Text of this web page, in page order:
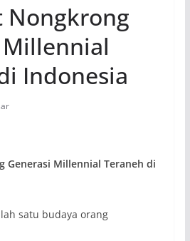
Nongkrong
Indonesia
Generasi Millennial Teraneh di
satu budaya orang